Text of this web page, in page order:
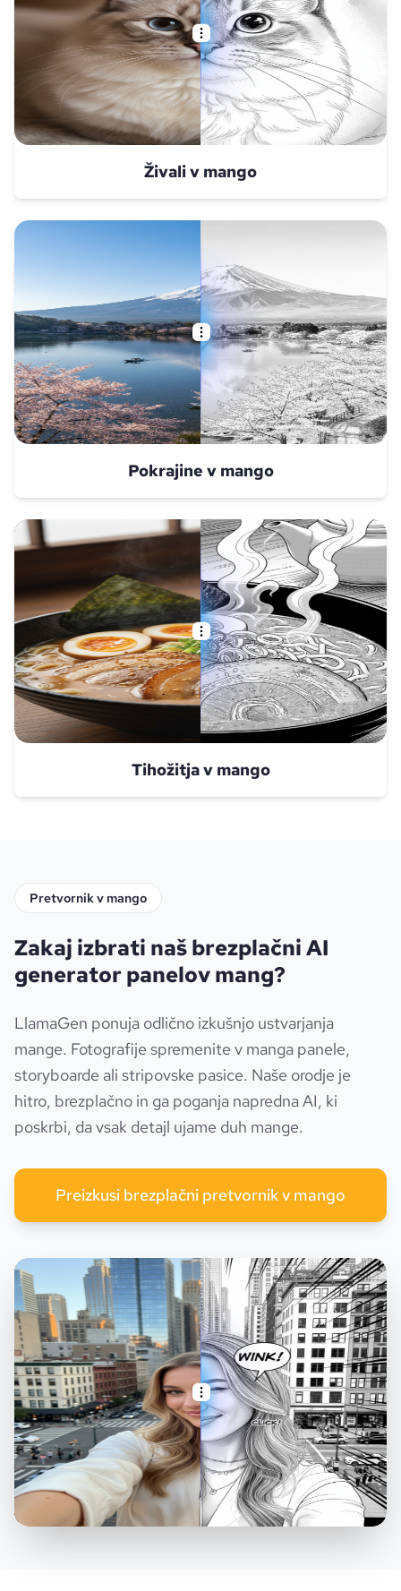
Živali v mango
Pokrajine v mango
Tihožitja v mango
Pretvornik v mango
Zakaj izbrati naš brezplačni AI
generator panelov mang?
LlamaGen ponuja odlično izkušnjo ustvarjanja
mange. Fotografije spremenite v manga panele,
storyboarde ali stripovske pasice. Naše orodje je
hitro, brezplačno in ga poganja napredna AI, ki
poskrbi, da vsak detajl ujame duh mange.
Preizkusi brezplačni pretvornik v mango